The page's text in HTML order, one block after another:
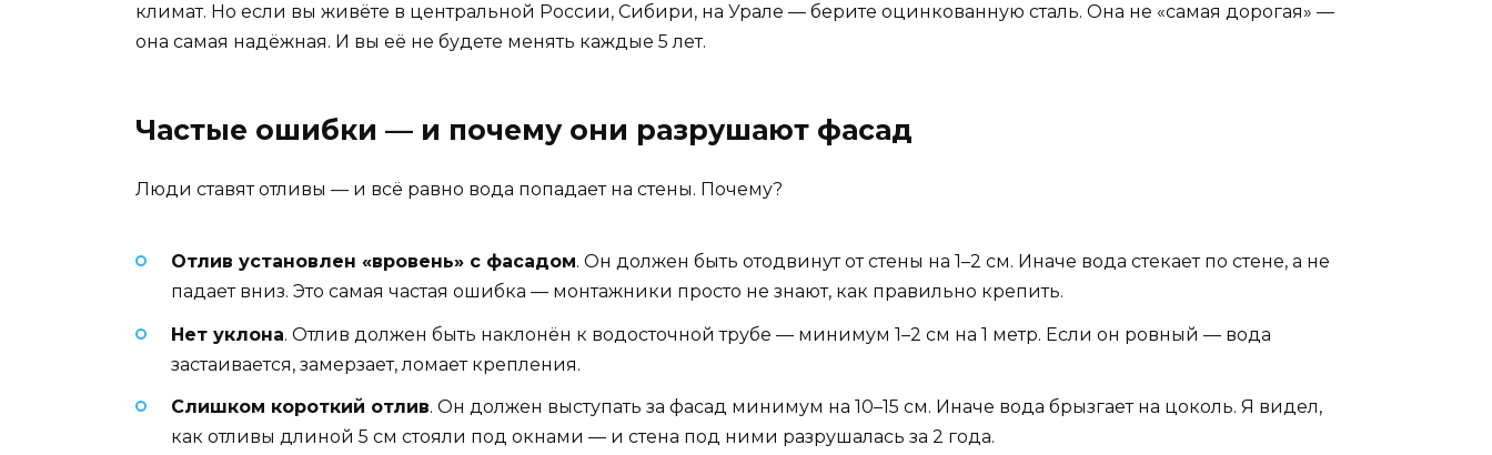
климат. Но если вы живёте в центральной России, Сибири, на Урале — берите оцинкованную сталь. Она не «самая дорогая» —
она самая надёжная. И вы её не будете менять каждые 5 лет.
Частые ошибки — и почему они разрушают фасад
Люди ставят отливы — и всё равно вода попадает на стены. Почему?
Отлив установлен «вровень» с фасадом. Он должен быть отодвинут от стены на 1–2 см. Иначе вода стекает по стене, а не
падает вниз. Это самая частая ошибка — монтажники просто не знают, как правильно крепить.
Нет уклона. Отлив должен быть наклонён к водосточной трубе — минимум 1–2 см на 1 метр. Если он ровный — вода
застаивается, замерзает, ломает крепления.
Слишком короткий отлив. Он должен выступать за фасад минимум на 10–15 см. Иначе вода брызгает на цоколь. Я видел,
как отливы длиной 5 см стояли под окнами — и стена под ними разрушалась за 2 года.